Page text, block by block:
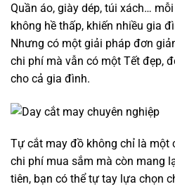
Quần áo, giày dép, túi xách…
không hề thấp, khiến nhiều gia
Nhưng có một giải pháp đơn
chi phí mà vẫn có một Tết đẹp,
cho cả gia đình.
Tự cắt may đồ không chỉ là một
chi phí mua sắm mà còn mang
tiên, bạn có thể tự tay lựa chọn